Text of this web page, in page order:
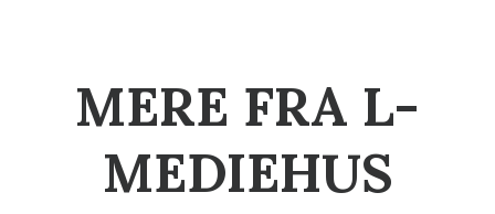
MERE FRA L-
MEDIEHUS